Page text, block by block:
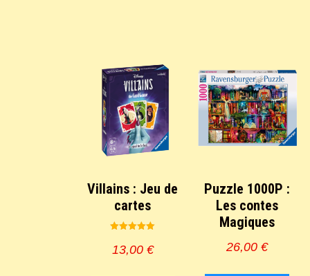
Villains : Jeu de
cartes
5.00
sur 5
13,00 €
Puzzle 1000P :
Les contes
Magiques
26,00 €